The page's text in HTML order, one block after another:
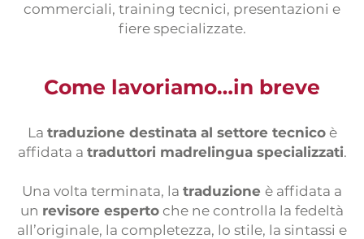
commerciali, training tecnici, presentazioni e
fiere specializzate.
Come lavoriamo…in breve
La traduzione destinata al settore tecnicoè
affidata a traduttori madrelingua specializzati.
Una volta terminata, la traduzione è affidata a
un revisore esperto che ne controlla la fedeltà
all’originale, la completezza, lo stile, la sintassi e